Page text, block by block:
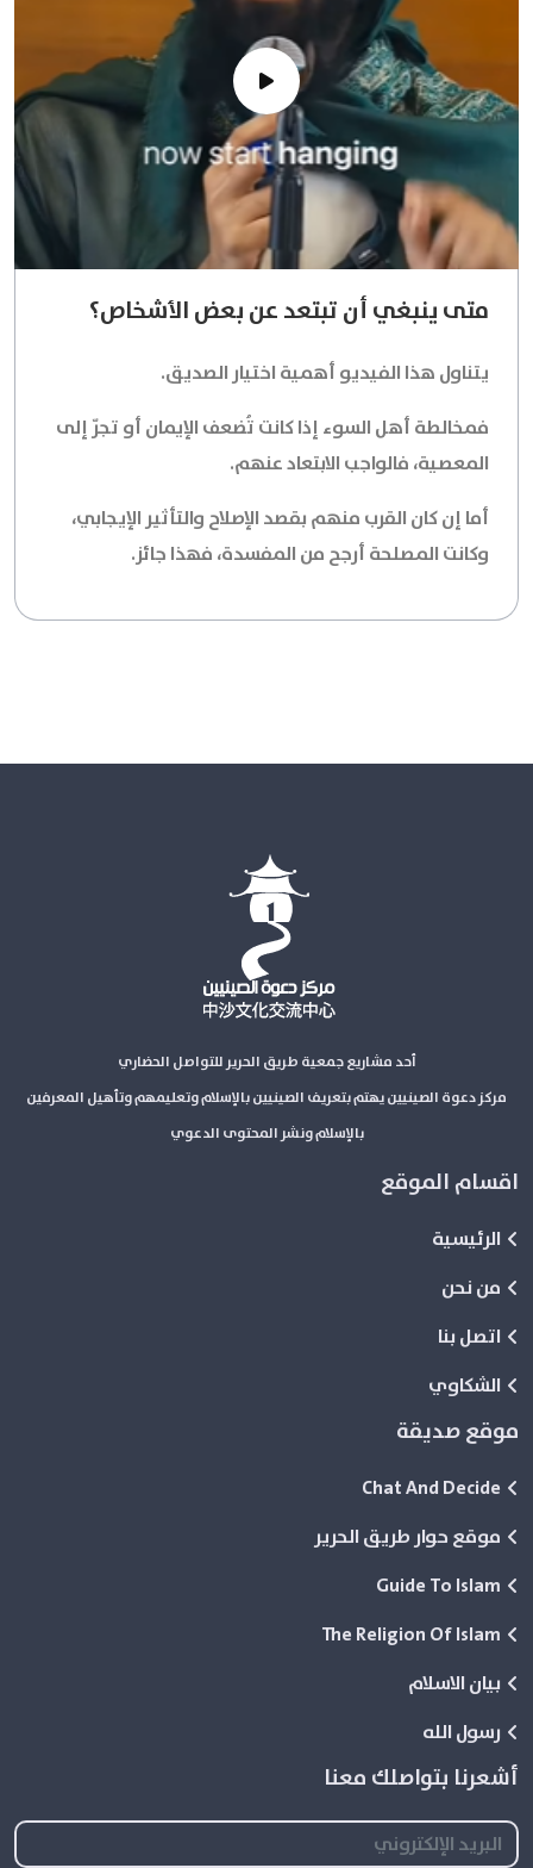
متى ينبغي أن تبتعد عن بعض الأشخاص؟
يتناول هذا الفيديو أهمية اختيار الصديق.
فمخالطة أهل السوء إذا كانت تُضعف الإيمان أو تجرّ إلى
المعصية، فالواجب الابتعاد عنهم.
أما إن كان القرب منهم بقصد الإصلاح والتأثير الإيجابي،
وكانت المصلحة أرجح من المفسدة، فهذا جائز.
أحد مشاريع جمعية طريق الحرير للتواصل الحضاري
مركز دعوة الصينيين يهتم بتعريف الصينيين بالإسلام وتعليمهم وتأهيل المعرفين
بالإسلام ونشر المحتوى الدعوي
اقسام الموقع
الرئيسية
من نحن
اتصل بنا
الشكاوي
موقع صديقة
Chat And Decide
موقع حوار طريق الحرير
Guide To Islam
The Religion Of Islam
بيان الاسلام
رسول الله
أشعرنا بتواصلك معنا